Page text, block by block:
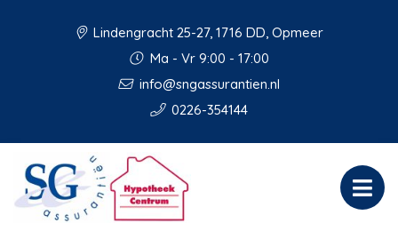
Lindengracht 25-27, 1716 DD, Opmeer
Ma - Vr 9:00 - 17:00
info@sngassurantien.nl
0226-354144